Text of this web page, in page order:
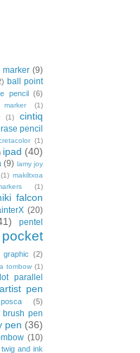
marker (9)
ball point
pencil (6)
marker (1)
(1)
cintiq
pencil
(1)
ipad (40)
(9) lamy joy
(1) makiltxoa
(1)
falcon
(20)
pentel
graphic (2)
tombow (1)
parallel
pen
posca (5)
brush pen
pen (36)
(10)
twig and ink